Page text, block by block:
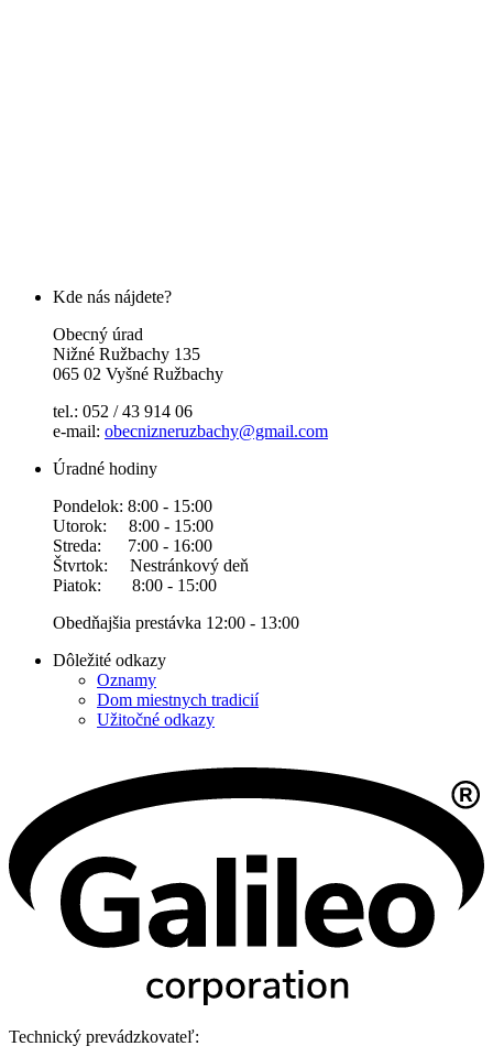
Kde nás nájdete?
Obecný úrad
Nižné Ružbachy 135
065 02 Vyšné Ružbachy
tel.: 052 / 43 914 06
e-mail: obecnizneruzbachy@gmail.com
Úradné hodiny
Pondelok: 8:00 - 15:00
Utorok: 8:00 - 15:00
Streda: 7:00 - 16:00
Štvrtok: Nestránkový deň
Piatok: 8:00 - 15:00
Obedňajšia prestávka 12:00 - 13:00
Dôležité odkazy
Oznamy
Dom miestnych tradicií
Užitočné odkazy
Technický prevádzkovateľ: